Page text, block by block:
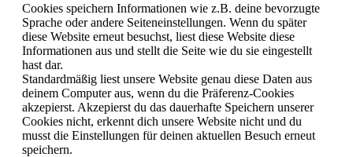
Cookies speichern Informationen wie z.B. deine bevorzugte
Sprache oder andere Seiteneinstellungen. Wenn du später
diese Website erneut besuchst, liest diese Website diese
Informationen aus und stellt die Seite wie du sie eingestellt
hast dar.
Standardmäßig liest unsere Website genau diese Daten aus
deinem Computer aus, wenn du die Präferenz-Cookies
akzepierst. Akzepierst du das dauerhafte Speichern unserer
Cookies nicht, erkennt dich unsere Website nicht und du
musst die Einstellungen für deinen aktuellen Besuch erneut
speichern.